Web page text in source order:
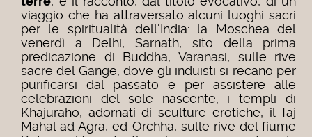
viaggio che ha attraversato alcuni luoghi sacri
per le spiritualità dell'India: la Moschea del
venerdì a Delhi, Sarnath, sito della prima
predicazione di Buddha, Varanasi, sulle rive
sacre del Gange, dove gli induisti si recano per
purificarsi dal passato e per assistere alle
celebrazioni del sole nascente, i templi di
Khajuraho, adornati di sculture erotiche, il Taj
Mahal ad Agra, ed Orchha, sulle rive del fiume